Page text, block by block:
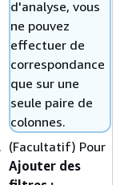
d'analyse, vous
ne pouvez
effectuer de
correspondance
que sur une
seule paire de
colonnes.
(Facultatif) Pour
Ajouter des